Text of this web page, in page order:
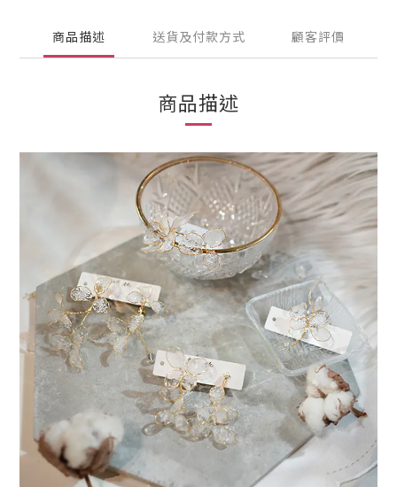
商品描述 送貨及付款方式 顧客評價
商品描述